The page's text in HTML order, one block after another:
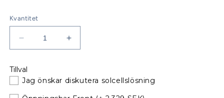
Kvantitet
Minska
kvantitet
Beneteau
Oceanis
373
Öka
kvantitet
Oceanis
373
Tillval
Jag önskar diskutera solcellslösning